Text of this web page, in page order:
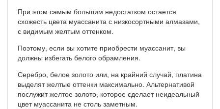
При этом самым большим недостатком остается
схожесть цвета муассанита с низкосортными алмазами,
с видимым желтым оттенком.
Поэтому, если вы хотите приобрести муассанит, вы
должны избегать белого обрамления.
Серебро, белое золото или, на крайний случай, платина
выделят желтые оттенки максимально. Альтернативой
послужит желтое золото, которое сделает неидеальный
цвет муассанита не столь заметным.